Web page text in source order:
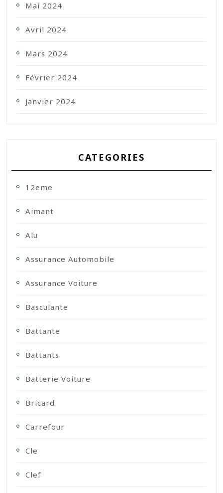
Mai 2024
Avril 2024
Mars 2024
Février 2024
Janvier 2024
CATEGORIES
12eme
Aimant
Alu
Assurance Automobile
Assurance Voiture
Basculante
Battante
Battants
Batterie Voiture
Bricard
Carrefour
Cle
Clef